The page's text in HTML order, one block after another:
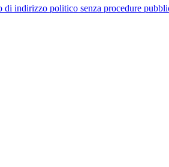
indirizzo politico senza procedure